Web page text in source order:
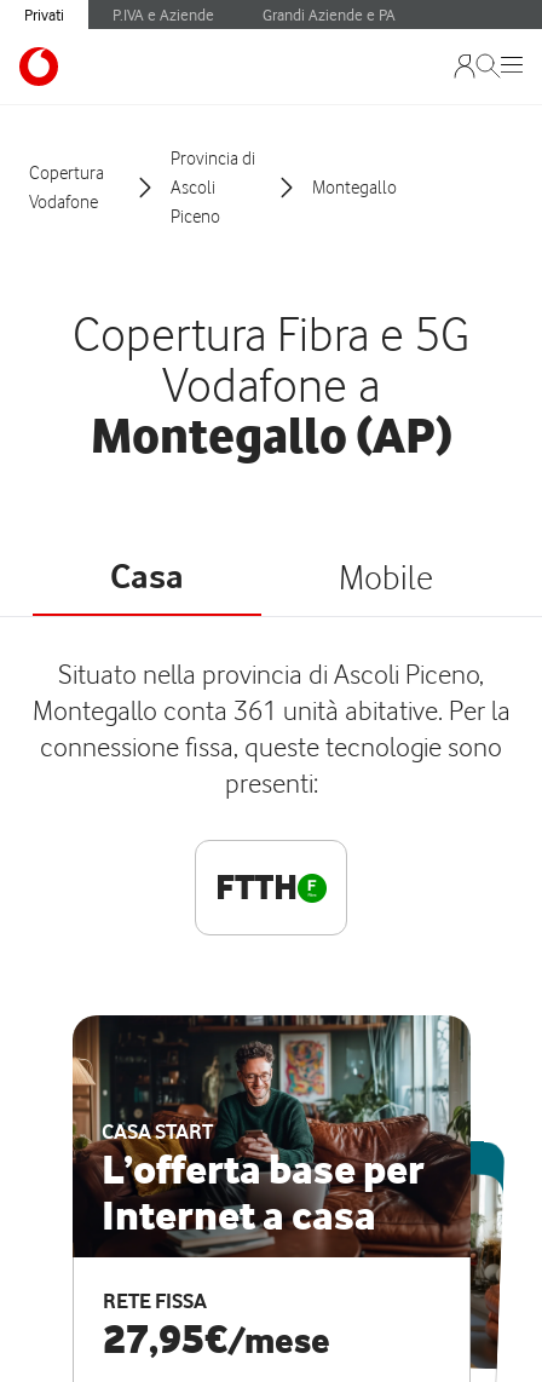
Privati P.IVA e Aziende Grandi Aziende e PA
Copertura
Vodafone
Provincia di
Ascoli
Piceno
Montegallo
Copertura Fibra e 5G
Vodafone a
Montegallo (AP)
Casa Mobile
Situato nella provincia di Ascoli Piceno,
Montegallo conta 361 unità abitative. Per la
connessione fissa, queste tecnologie sono
presenti:
FTTH
CASA START
L’offerta base per
Internet a casa
RETE FISSA
27,95€/mese
ESCLUSIVA ONLINE
CASA PRO
Internet veloce e
vantaggi speciali